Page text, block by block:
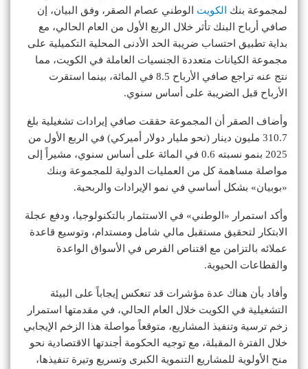
لمجموعة بنك
الكويت الوطني عصام الصقر، وفق البيان، إن
صافي أرباح البنك تأثر خلال الربع الأول من العام الحالي، مع
بداية تطبيق احتساب ضريبة الحد الأدنى المحلية التكميلية على
مجموعة الكيانات متعددة الجنسيات العاملة في الكويت، مما
نتج عنه تراجع صافي الأرباح 8.5 في المائة، بينما استقرت
الأرباح قبل الضريبة على أساس سنوي.
وأضاف الصقر أن المجموعة حققت صافي إيرادات تشغيلية بلغ
310.7 مليون دينار (نحو مليار دولار أميركي) في الربع الأول من
2025 بنمو نسبته 0.6 في المائة على أساس سنوي، مشيراً إلى
مواصلة مساهمة كل من العمليات الدولية للمجموعة وبنك
«بوبيان» بشكل أساسي في نمو الإيرادات والربحية.
وأكد استمرار «الوطني» في الاستثمار بالتكنولوجيا، ودفع عجلة
الابتكار لتحقيق مستقبل مالي شامل ومستدام، وتوسيع قاعدة
عملائه بالتزامن مع اقتناص الفرص في الأسواق الواعدة
والقطاعات الحيوية.
وأفاد بأن هناك عدة مؤشرات قد تنعكس إيجاباً على البيئة
التشغيلية في الكويت خلال العام الحالي، في مقدمتها استمرار
زخم ترسية وتنفيذ المشاريع، متوقعاً مواصلة هذا الزخم الإيجابي
خلال الفترة المقبلة، مع توجيه الحكومة أجندتها الاقتصادية نحو
منح الأولوية للمشاريع التنموية الكبرى وتسريع وتيرة تنفيذها،